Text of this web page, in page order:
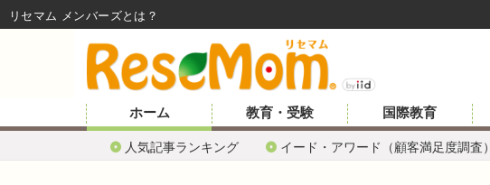
ホーム
人気記事ランキング イード・アワード（顧客満足度調査）
教育・受験 国際教育
リセマム メンバーズ